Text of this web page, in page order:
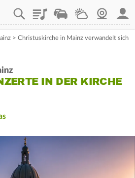
PlaylistStaupilotWetterWebcam
> Christuskirche in Mainz verwandelt sich
IN DER KIRCHE